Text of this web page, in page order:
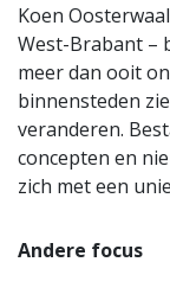
Koen
West-Brabant –
meer dan ooit
binnensteden
veranderen.
concepten en
zich met een
Andere focus